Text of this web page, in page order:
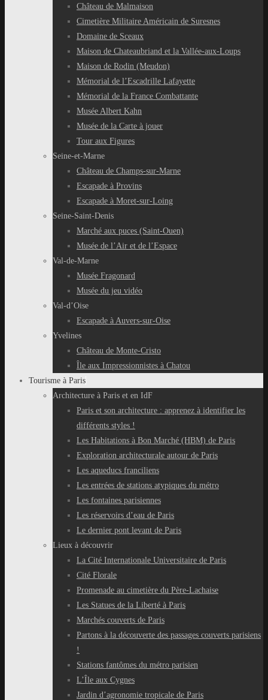
Château de Malmaison
Cimetière Militaire Américain de Suresnes
Domaine de Sceaux
Maison de Chateaubriand et la Vallée-aux-Loups
Maison de Rodin (Meudon)
Mémorial de l’Escadrille Lafayette
Mémorial de la France Combattante
Musée Albert Kahn
Musée de la Carte à jouer
Tour aux Figures
Seine-et-Marne
Château de Champs-sur-Marne
Escapade à Provins
Escapade à Moret-sur-Loing
Seine-Saint-Denis
Marché aux puces (Saint-Ouen)
Musée de l’Air et de l’Espace
Val-de-Marne
Musée Fragonard
Musée du jeu vidéo
Val-d’Oise
Escapade à Auvers-sur-Oise
Yvelines
Château de Monte-Cristo
Île aux Impressionnistes à Chatou
Tourisme à Paris
Architecture à Paris et en IdF
Paris et son architecture : apprenez à identifier les
différents styles !
Les Habitations à Bon Marché (HBM) de Paris
Exploration architecturale autour de Paris
Les aqueducs franciliens
Les entrées de stations atypiques du métro
Les fontaines parisiennes
Les réservoirs d’eau de Paris
Le dernier pont levant de Paris
Lieux à découvrir
La Cité Internationale Universitaire de Paris
Cité Florale
Promenade au cimetière du Père-Lachaise
Les Statues de la Liberté à Paris
Marchés couverts de Paris
Partons à la découverte des passages couverts parisiens
!
Stations fantômes du métro parisien
L’Île aux Cygnes
Jardin d’agronomie tropicale de Paris